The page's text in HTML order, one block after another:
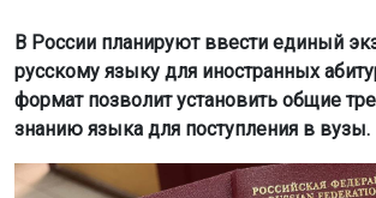
В России планируют ввести единый
русскому языку для иностранных
формат позволит установить общие
знанию языка для поступления в вузы.